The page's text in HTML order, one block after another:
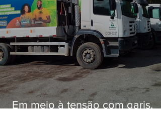
Em meio à tensão com garis,